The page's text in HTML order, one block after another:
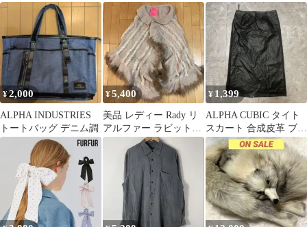
ト ボア
¥2,000
ALPHA INDUSTRIES
トートバッグ デニム調
¥5,400
美品 レディー Rady リ
アルファー ラビットフ
ァー ポンチョ F
¥ 1,399
ALPHA CUBIC タイト
スカート 合成皮革 ブラ
ック フェイクレザー
g42